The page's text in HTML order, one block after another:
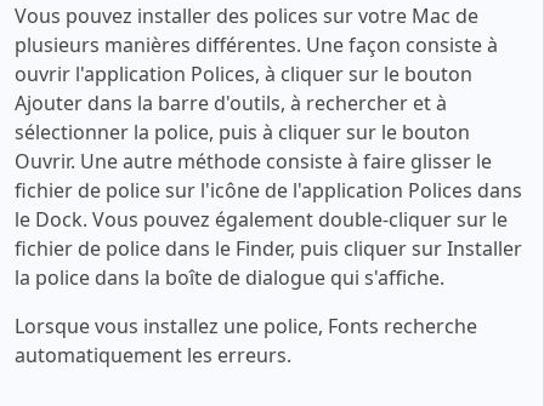
Vous pouvez installer des polices sur votre Mac de
plusieurs manières différentes. Une façon consiste à
ouvrir l'application Polices, à cliquer sur le bouton
Ajouter dans la barre d'outils, à rechercher et à
sélectionner la police, puis à cliquer sur le bouton
Ouvrir. Une autre méthode consiste à faire glisser le
fichier de police sur l'icône de l'application Polices dans
le Dock. Vous pouvez également double-cliquer sur le
fichier de police dans le Finder, puis cliquer sur Installer
la police dans la boîte de dialogue qui s'affiche.
Lorsque vous installez une police, Fonts recherche
automatiquement les erreurs.